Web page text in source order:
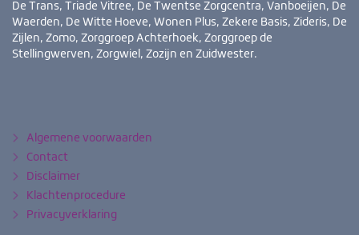
De Trans, Triade Vitree, De Twentse Zorgcentra, Vanboeijen, De
Waerden, De Witte Hoeve, Wonen Plus, Zekere Basis, Zideris, De
Zijlen, Zomo, Zorggroep Achterhoek, Zorggroep de
Stellingwerven, Zorgwiel, Zozijn en Zuidwester.
Algemene voorwaarden
Contact
Disclaimer
Klachtenprocedure
Privacyverklaring